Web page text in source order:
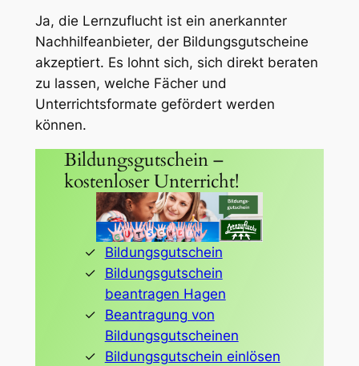
Ja, die Lernzuflucht ist ein anerkannter
Nachhilfeanbieter, der Bildungsgutscheine
akzeptiert. Es lohnt sich, sich direkt beraten
zu lassen, welche Fächer und
Unterrichtsformate gefördert werden
können.
Bildungsgutschein –
kostenloser Unterricht!
Bildungsgutschein
Bildungsgutschein
beantragen Hagen
Beantragung von
Bildungsgutscheinen
Bildungsgutschein einlösen